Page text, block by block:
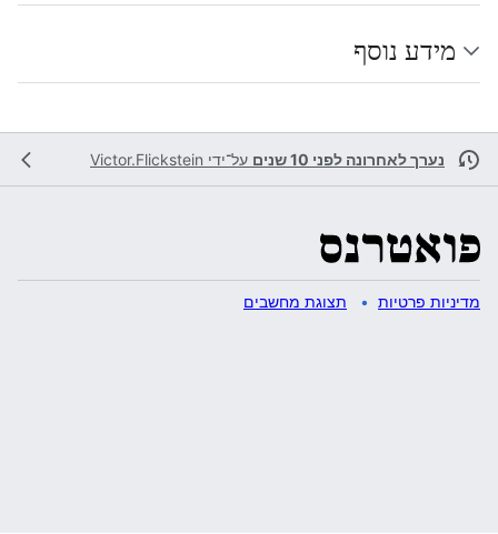
מידע נוסף
נערך לאחרונה לפני 10 שנים על־ידי Victor.Flickstein
מדיניות פרטיות תצוגת מחשבים